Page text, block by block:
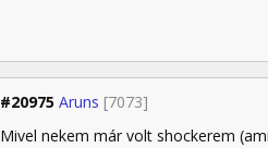
#20975 Aruns [7073]
Mivel nekem már volt shockerem